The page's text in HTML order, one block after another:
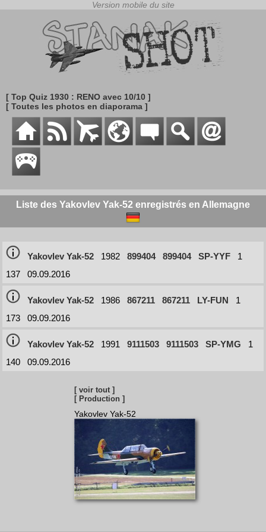
[ Top Quiz 1930 : RENO avec 10/10 ]
[ Toutes les photos en diaporama ]
Liste des Yakovlev Yak-52 enregistrés en Allemagne
Yakovlev Yak-52 1982 899404 899404 SP-YYF
1
137
09.09.2016
Yakovlev Yak-52 1986 867211 867211 LY-FUN
1
173
09.09.2016
Yakovlev Yak-52 1991 9111503 9111503 SP-YMG
1
140
09.09.2016
[ voir tout ]
[ Production ]
Yakovlev Yak-52